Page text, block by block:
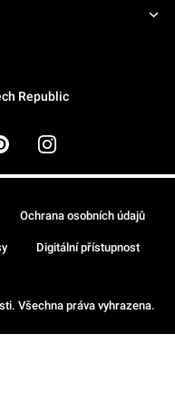
Republic
Všechna práva vyhrazena.
Ochrana osobních údajů
Digitální přístupnost